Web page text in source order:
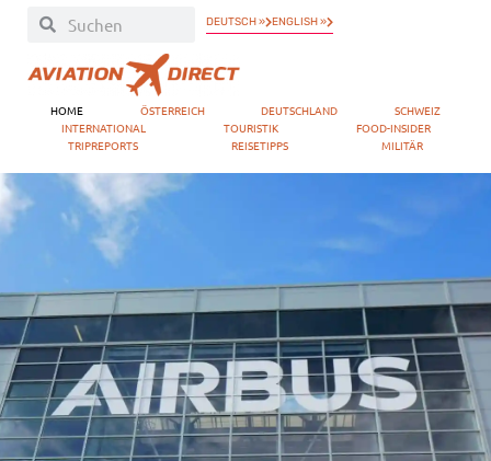
DEUTSCH » ENGLISH »
HOME ÖSTERREICH DEUTSCHLAND
SCHWEIZ
INTERNATIONAL
TOURISTIK
FOOD-INSIDER
TRIPREPORTS
REISETIPPS MILITÄR